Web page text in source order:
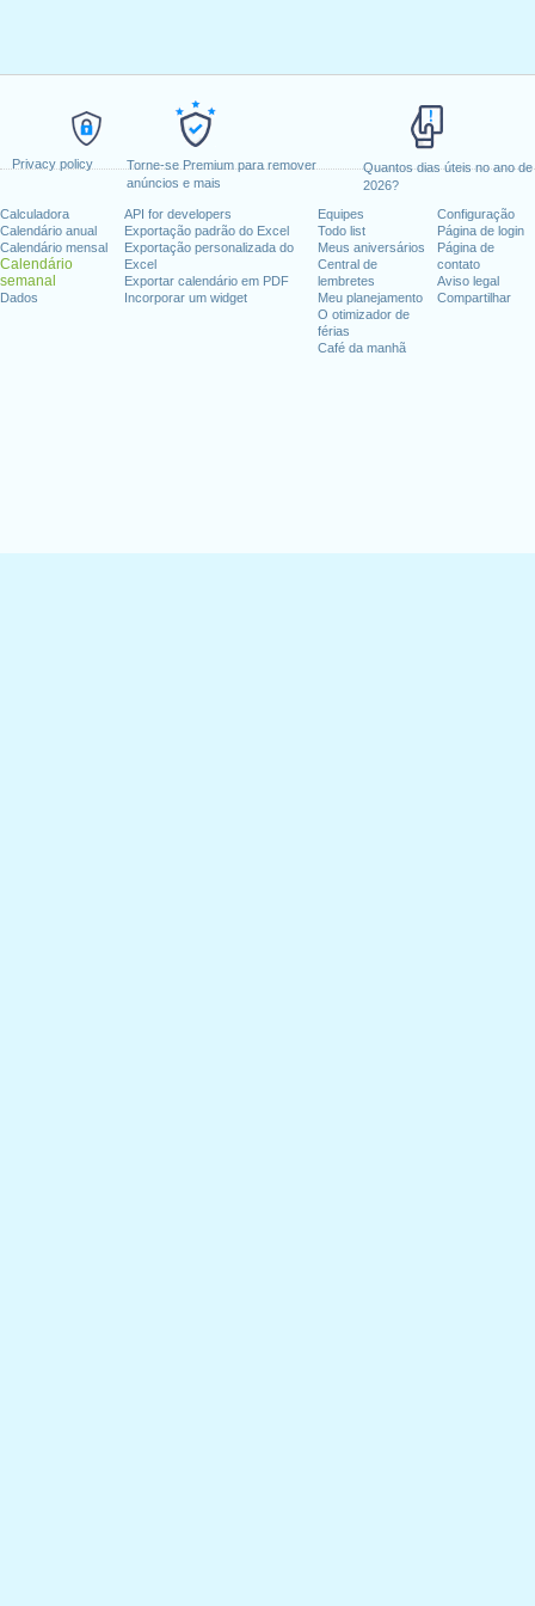
Privacy policy
Torne-se Premium para remover
anúncios e mais
Quantos dias úteis no ano de
2026?
Calculadora
Calendário anual
Calendário mensal
Calendário
semanal
Dados
API for developers
Exportação padrão do Excel
Exportação personalizada do
Excel
Exportar calendário em PDF
Incorporar um widget
Equipes
Todo list
Meus aniversários
Central de
lembretes
Meu planejamento
O otimizador de
férias
Café da manhã
Configuração
Página de login
Página de
contato
Aviso legal
Compartilhar